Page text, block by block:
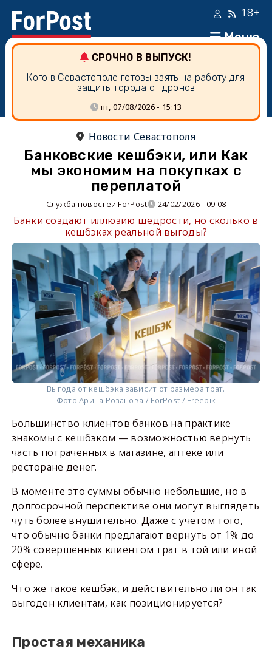
Меню
18+
СРОЧНО В ВЫПУСК!
Кого в Севастополе готовы взять на работу для
защиты города от дронов
пт, 07/08/2026 - 15:13
Новости Севастополя
Банковские кешбэки, или Как
мы экономим на покупках с
переплатой
Служба новостей ForPost 24/02/2026 - 09:08
Банки создают иллюзию щедрости, но сколько в
кешбэках реальной выгоды?
Выгода от кешбэка зависит от размера трат.
Фото:Арина Розанова / ForPost / Freepik
Большинство клиентов банков на практике
знакомы с кешбэком — возможностью вернуть
часть потраченных в магазине, аптеке или
ресторане денег.
В моменте это суммы обычно небольшие, но в
долгосрочной перспективе они могут выглядеть
чуть более внушительно. Даже с учётом того,
что обычно банки предлагают вернуть от 1% до
20% совершённых клиентом трат в той или иной
сфере.
Что же такое кешбэк, и действительно ли он так
выгоден клиентам, как позиционируется?
Простая механика